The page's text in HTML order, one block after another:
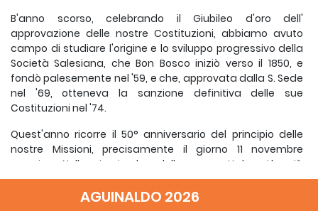
B'anno scorso, celebrando il Giubileo d'oro dell'
approvazione delle nostre Costituzioni, abbiamo avuto
campo di studiare l'ori­gine e lo sviluppo progressivo della
Società Salesiana, che Bon Bosco iniziò verso il 1850, e
fondò palesemente nel '59, e che, approvata dalla S. Sede
nel '69, otteneva la sanzione definitiva delle sue
Costituzioni nel '74.
Quest'anno ricorre il 50° anniversario del principio delle
nostre Missioni, precisamente il giorno 11 novembre
prossimo. Nella mia circolare dello scorso ottobre vi ho già
invitati a prepararvi alla solenne commemorazione di
questa data; ora è tempo, o miei cari, ch'io vi parli un po'
AGUINALDO 2026